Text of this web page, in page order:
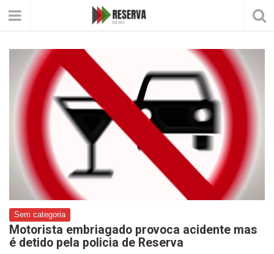
Sem categoria
Motorista embriagado provoca acidente mas
é detido pela policia de Reserva